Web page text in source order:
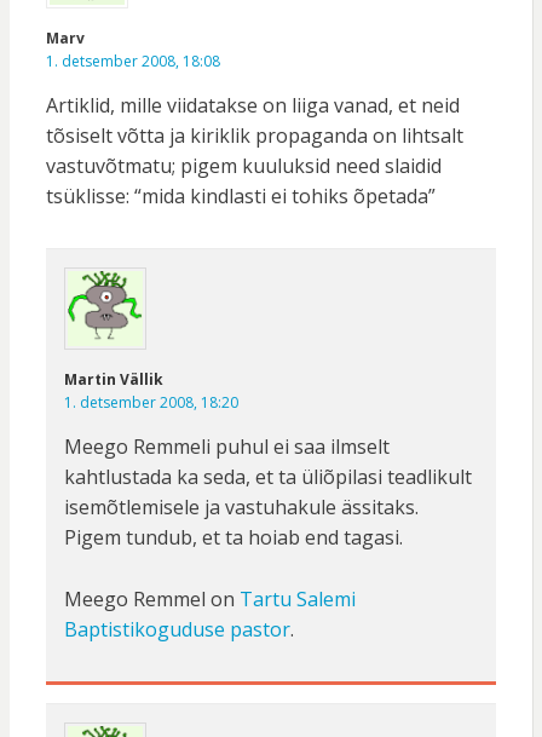
Marv
1. detsember 2008, 18:08
Artiklid, mille viidatakse on liiga vanad, et neid
tõsiselt võtta ja kiriklik propaganda on lihtsalt
vastuvõtmatu; pigem kuuluksid need slaidid
tsüklisse: “mida kindlasti ei tohiks õpetada”
Martin Vällik
1. detsember 2008, 18:20
Meego Remmeli puhul ei saa ilmselt
kahtlustada ka seda, et ta üliõpilasi teadlikult
isemõtlemisele ja vastuhakule ässitaks.
Pigem tundub, et ta hoiab end tagasi.
Meego Remmel on Tartu Salemi
Baptistikoguduse pastor.